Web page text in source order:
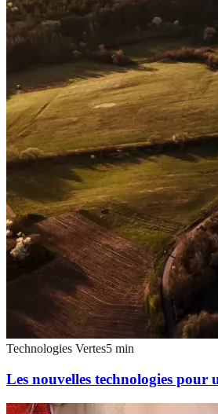
Technologies Vertes5 min
Les nouvelles technologies pour